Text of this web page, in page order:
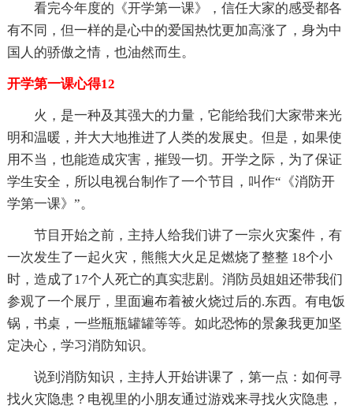
看完今年度的《开学第一课》，信任大家的感受都各
有不同，但一样的是心中的爱国热忱更加高涨了，身为中
国人的骄傲之情，也油然而生。
开学第一课心得12
火，是一种及其强大的力量，它能给我们大家带来光
明和温暖，并大大地推进了人类的发展史。但是，如果使
用不当，也能造成灾害，摧毁一切。开学之际，为了保证
学生安全，所以电视台制作了一个节目，叫作“《消防开
学第一课》”。
节目开始之前，主持人给我们讲了一宗火灾案件，有
一次发生了一起火灾，熊熊大火足足燃烧了整整 18个小
时，造成了17个人死亡的真实悲剧。消防员姐姐还带我们
参观了一个展厅，里面遍布着被火烧过后的.东西。有电饭
锅，书桌，一些瓶瓶罐罐等等。如此恐怖的景象我更加坚
定决心，学习消防知识。
说到消防知识，主持人开始讲课了，第一点：如何寻
找火灾隐患？电视里的小朋友通过游戏来寻找火灾隐患，